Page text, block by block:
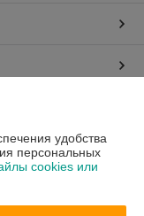
ПОМ. 510
удобства
персональных
cookies или